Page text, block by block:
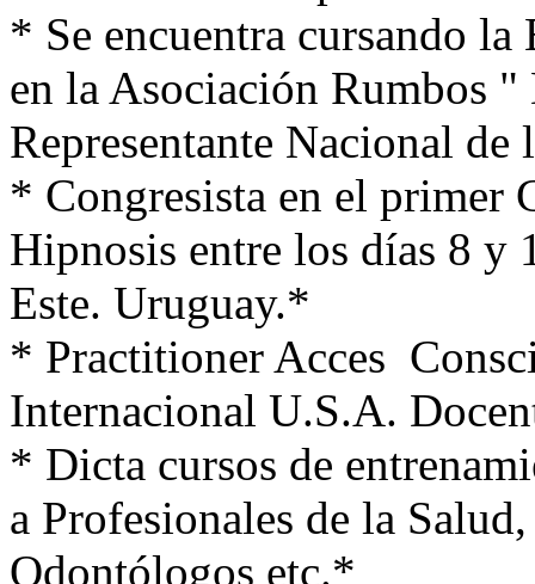
* Se encuentra cursando
en la Asociación Rumbos
Representante Nacional
* Congresista en el primer
Hipnosis entre los días 8 y
Este. Uruguay.*
* Practitioner Acces
Internacional U.S.A.
* Dicta cursos de
a Profesionales de la
Odontólogos etc.*